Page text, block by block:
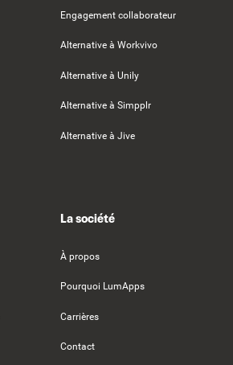
Engagement collaborateur
Alternative à Workvivo
Alternative à Unily
Alternative à Simpplr
Alternative à Jive
La société
À propos
Pourquoi LumApps
Carrières
Contact